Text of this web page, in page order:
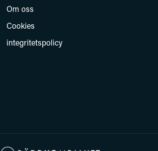
Om oss
Cookies
integritetspolicy